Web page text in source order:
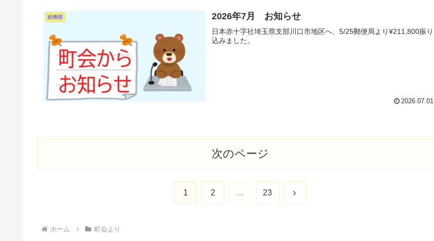
総務部 2026年7月 お知らせ
日本赤十字社埼玉県支部川口市地区へ、5/25郵便局より¥211,800振り
込みました。
2026.07.01
次のページ
1 2 … 23 次
ホーム 町会より